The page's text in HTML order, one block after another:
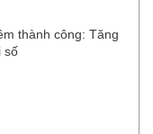
thành công: Tăng
số